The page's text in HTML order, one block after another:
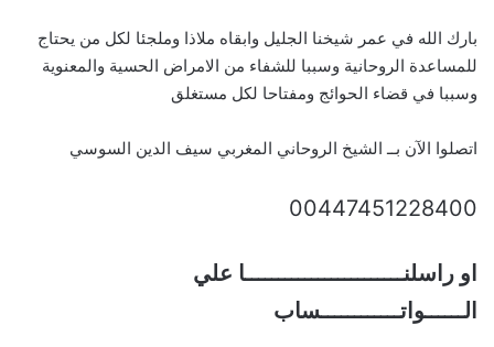
بارك الله في عمر شيخنا الجليل وابقاه ملاذا وملجئا لكل من يحتاج
للمساعدة الروحانية وسببا للشفاء من الامراض الحسية والمعنوية
وسببا في قضاء الحوائج ومفتاحا لكل مستغلق
اتصلوا الآن بــ الشيخ الروحاني المغربي سيف الدين السوسي
00447451228400
او راسلنــــــــــــــــــــــــا علي
الــــــواتــــــــــــساب